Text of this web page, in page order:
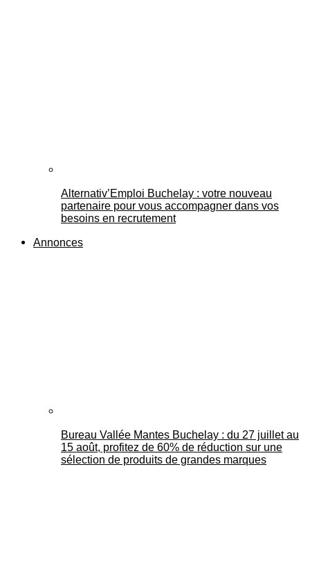
Alternativ’Emploi Buchelay : votre nouveau
partenaire pour vous accompagner dans vos
besoins en recrutement
Annonces
Bureau Vallée Mantes Buchelay : du 27 juillet au
15 août, profitez de 60% de réduction sur une
sélection de produits de grandes marques